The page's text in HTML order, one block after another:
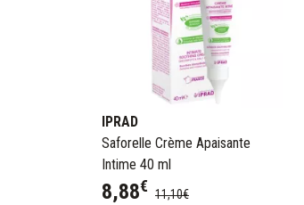
IPRAD
Saforelle Crème Apaisante
Intime 40 ml
8,88€ 11,10€